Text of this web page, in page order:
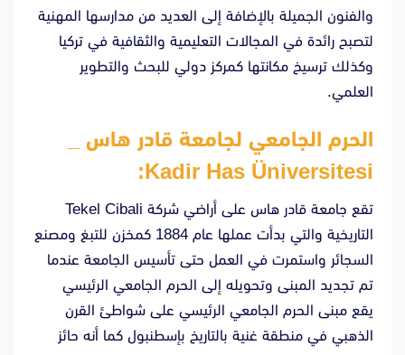
والفنون الجميلة بالإضافة إلى العديد من مدارسها المهنية
لتصبح رائدة في المجالات التعليمية والثقافية في تركيا
وكذلك ترسيخ مكانتها كمركز دولي للبحث والتطوير
العلمي.
الحرم الجامعي لجامعة قادر هاس _
Kadir Has Üniversitesi:
تقع جامعة قادر هاس على أراضي شركة Tekel Cibali
التاريخية والتي بدأت عملها عام 1884 كمخزن للتبغ ومصنع
السجائر واستمرت في العمل حتى تأسيس الجامعة عندما
تم تجديد المبنى وتحويله إلى الحرم الجامعي الرئيسي
يقع مبنى الحرم الجامعي الرئيسي على شواطئ القرن
الذهبي في منطقة غنية بالتاريخ بإسطنبول كما أنه حائز